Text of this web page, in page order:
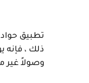
تطبيق
ذلك ، فإنه
وصولاً غير